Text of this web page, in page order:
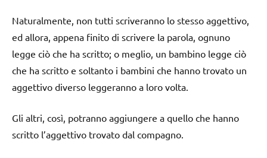
Naturalmente, non tutti scriveranno lo stesso aggettivo,
ed allora, appena finito di scrivere la parola, ognuno
legge ciò che ha scritto; o meglio, un bambino legge ciò
che ha scritto e soltanto i bambini che hanno trovato un
aggettivo diverso leggeranno a loro volta.
Gli altri, così, potranno aggiungere a quello che hanno
scritto l’aggettivo trovato dal compagno.